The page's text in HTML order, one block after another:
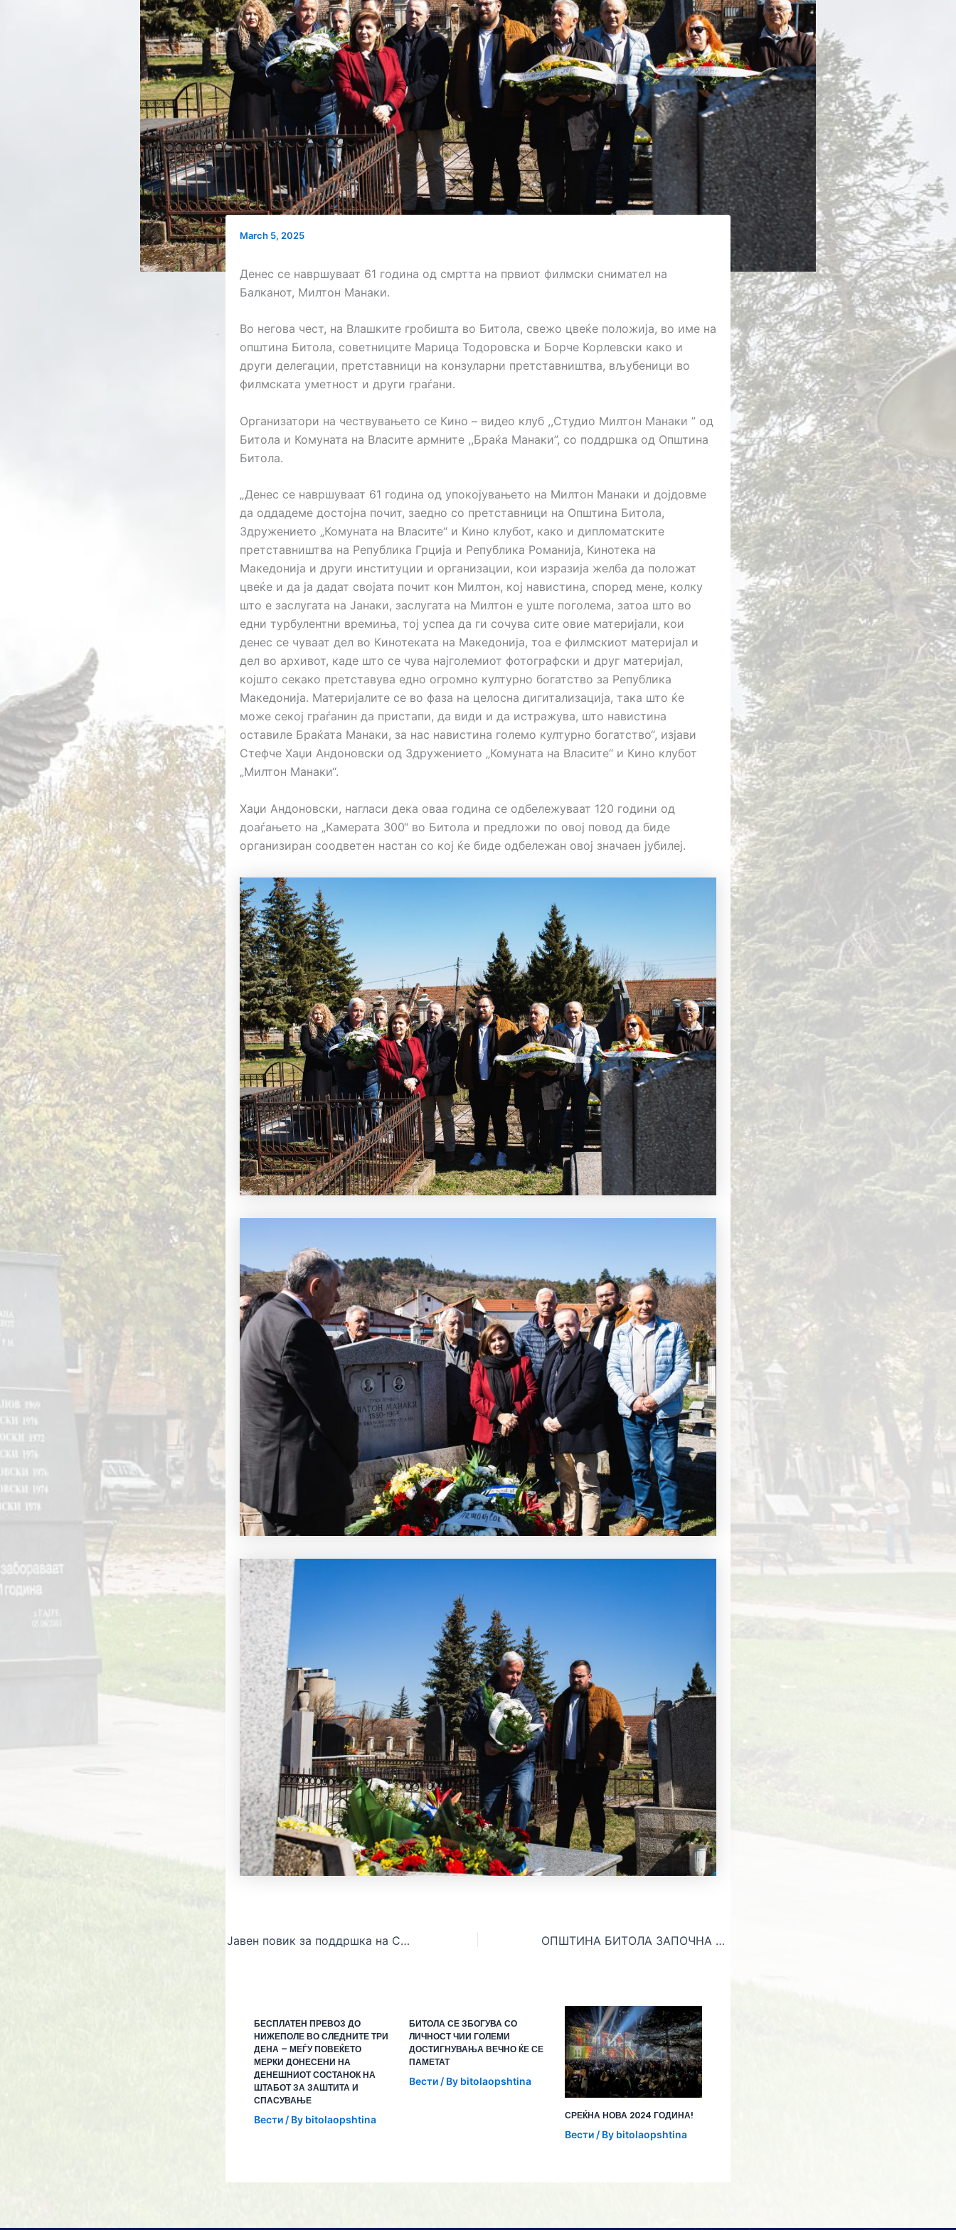
March 5, 2025
Денес се навршуваат 61 година од смртта на првиот филмски снимател на
Балканот, Милтон Манаки.
Во негова чест, на Влашките гробишта во Битола, свежо цвеќе положија, во име на
општина Битола, советниците Марица Тодоровска и Борче Корлевски како и
други делегации, претставници на конзуларни претставништва, вљубеници во
филмската уметност и други граѓани.
Организатори на чествувањето се Кино – видео клуб ,,Студио Милтон Манаки ” од
Битола и Комуната на Власите армните ,,Браќа Манаки”, со поддршка од Општина
Битола.
„Денес се навршуваат 61 година од упокојувањето на Милтон Манаки и дојдовме
да оддадеме достојна почит, заедно со претставници на Општина Битола,
Здружението „Комуната на Власите“ и Кино клубот, како и дипломатските
претставништва на Република Грција и Република Романија, Кинотека на
Македонија и други институции и организации, кои изразија желба да положат
цвеќе и да ја дадат својата почит кон Милтон, кој навистина, според мене, колку
што е заслугата на Јанаки, заслугата на Милтон е уште поголема, затоа што во
едни турбулентни времиња, тој успеа да ги сочува сите овие материјали, кои
денес се чуваат дел во Кинотеката на Македонија, тоа е филмскиот материјал и
дел во архивот, каде што се чува најголемиот фотографски и друг материјал,
којшто секако претставува едно огромно културно богатство за Република
Македонија. Материјалите се во фаза на целосна дигитализација, така што ќе
може секој граѓанин да пристапи, да види и да истражува, што навистина
оставиле Браќата Манаки, за нас навистина големо културно богатство“, изјави
Стефче Хаџи Андоновски од Здружението „Комуната на Власите“ и Кино клубот
„Милтон Манаки“.
Хаџи Андоновски, нагласи дека оваа година се одбележуваат 120 години од
доаѓањето на „Камерата 300“ во Битола и предложи по овој повод да биде
организиран соодветен настан со кој ќе биде одбележан овој значаен јубилеј.
Јавен повик за поддршка на Советите на Општина Битола ОПШТИНА БИТОЛА ЗАПОЧНА СО РЕАЛИЗАЦИЈА НА ПРОЕКТОТ ЗА ИЗГРАДБА НА КОЛОВОЗ НА УЛИЦИТЕ 150 ТА , 170-ТА И 210 -ТА
БЕСПЛАТЕН ПРЕВОЗ ДО
НИЖЕПОЛЕ ВО СЛЕДНИТЕ ТРИ
ДЕНА – МЕЃУ ПОВЕЌЕТО
МЕРКИ ДОНЕСЕНИ НА
ДЕНЕШНИОТ СОСТАНОК НА
ШТАБОТ ЗА ЗАШТИТА И
СПАСУВАЊЕ
Вести / By bitolaopshtina
БИТОЛА СЕ ЗБОГУВА СО
ЛИЧНОСТ ЧИИ ГОЛЕМИ
ДОСТИГНУВАЊА ВЕЧНО ЌЕ СЕ
ПАМЕТАТ
Вести / By bitolaopshtina
СРЕЌНА НОВА 2024 ГОДИНА!
Вести/ By bitolaopshtina